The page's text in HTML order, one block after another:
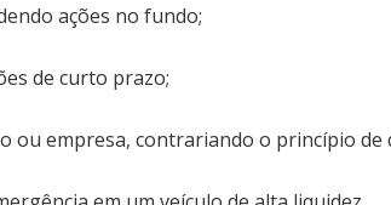
ações no fundo;
de curto prazo;
ou empresa, contrariando o princípio de